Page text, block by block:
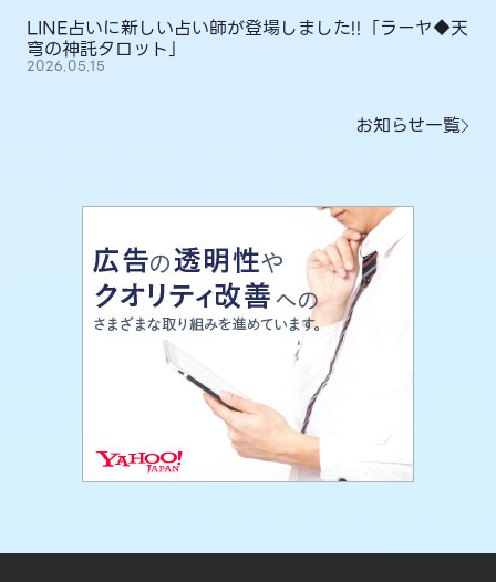
LINE占いに新しい占い師が登場しました!!「ラーヤ◆天
穹の神託タロット」
2026.05.15
お知らせ一覧